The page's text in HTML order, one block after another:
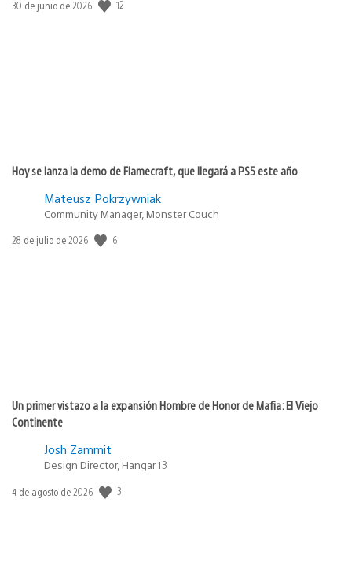
Fecha
30 de junio de 2026 12
Hoy se lanza la demo de Flamecraft, que llegará a PS5 este año
Mateusz Pokrzywniak
Community Manager, Monster Couch
Fecha
28 de julio de 2026 6
Un primer vistazo a la expansión Hombre de Honor de Mafia: El Viejo
Continente
Josh Zammit
Design Director, Hangar 13
Fecha
4 de agosto de 2026 3